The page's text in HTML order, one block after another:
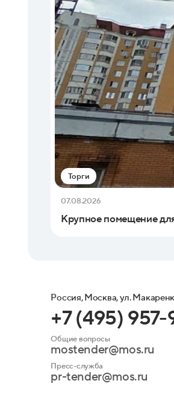
Торги
07.08.2026
Крупное помещение
Россия, Москва, ул.
+7 (495) 957-
Общие вопросы
mostender@mos.ru
Пресс-служба
pr-tender@mos.ru